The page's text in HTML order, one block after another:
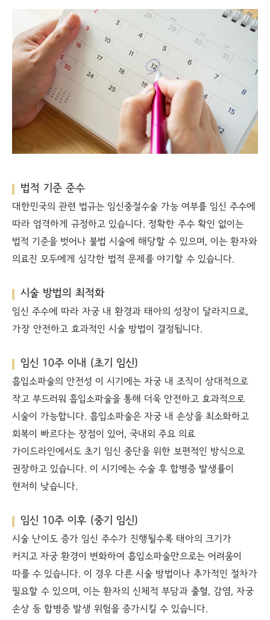
법적 기준 준수
대한민국의 관련 법규는 임신중절수술 가능 여부를 임신 주수에
따라 엄격하게 규정하고 있습니다. 정확한 주수 확인 없이는
법적 기준을 벗어나 불법 시술에 해당할 수 있으며, 이는 환자와
의료진 모두에게 심각한 법적 문제를 야기할 수 있습니다.
시술 방법의 최적화
임신 주수에 따라 자궁 내 환경과 태아의 성장이 달라지므로,
가장 안전하고 효과적인 시술 방법이 결정됩니다.
임신 10주 이내 (초기 임신)
흡입소파술의 안전성 이 시기에는 자궁 내 조직이 상대적으로
작고 부드러워 흡입소파술을 통해 더욱 안전하고 효과적으로
시술이 가능합니다. 흡입소파술은 자궁 내 손상을 최소화하고
회복이 빠르다는 장점이 있어, 국내외 주요 의료
가이드라인에서도 초기 임신 중단을 위한 보편적인 방식으로
권장하고 있습니다. 이 시기에는 수술 후 합병증 발생률이
현저히 낮습니다.
임신 10주 이후 (중기 임신)
시술 난이도 증가 임신 주수가 진행될수록 태아의 크기가
커지고 자궁 환경이 변화하여 흡입소파술만으로는 어려움이
따를 수 있습니다. 이 경우 다른 시술 방법이나 추가적인 절차가
필요할 수 있으며, 이는 환자의 신체적 부담과 출혈, 감염, 자궁
손상 등 합병증 발생 위험을 증가시킬 수 있습니다.